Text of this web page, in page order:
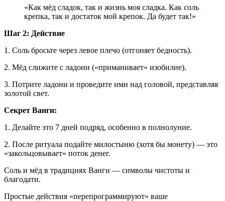
«Как мёд сладок, так и жизнь моя сладка. Как соль
крепка, так и достаток мой крепок. Да будет так!»
Шаг 2: Действие
1. Соль бросьте через левое плечо (отгоняет бедность).
2. Мёд слижите с ладони («приманивает» изобилие).
3. Потрите ладони и проведите ими над головой, представляя
золотой свет.
Секрет Ванги:
1. Делайте это 7 дней подряд, особенно в полнолуние.
2. После ритуала подайте милостыню (хотя бы монету) — это
«закольцовывает» поток денег.
Соль и мёд в традициях Ванги — символы чистоты и
благодати.
Простые действия «перепрограммируют» ваше